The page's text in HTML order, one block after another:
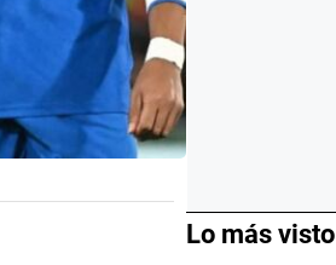
Lo más visto